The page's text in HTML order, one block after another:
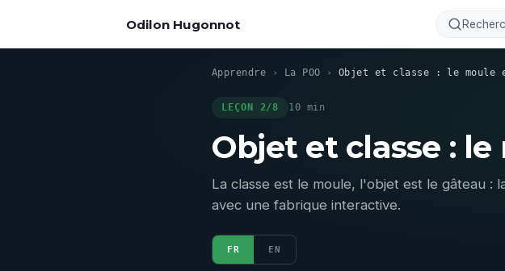
Odilon Hugonnot
Apprendre › La POO › Objet et classe : le moule
LEÇON 2/8 10 min
Objet et classe :
La classe est le moule, l'objet est le gâteau :
avec une fabrique interactive.
FR EN